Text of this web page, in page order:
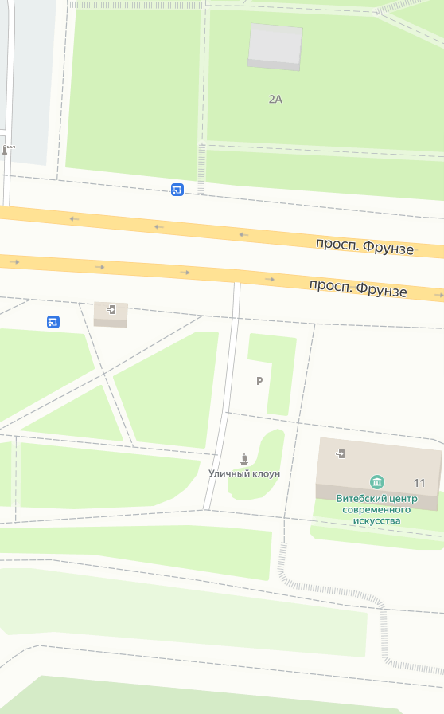
Музей истории частного коллекционированияВыставочный центр
Открыть в Картах